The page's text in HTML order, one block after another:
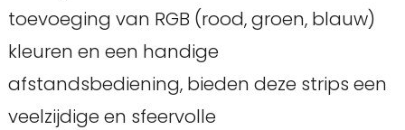
toevoeging van RGB (rood, groen, blauw)
kleuren en een handige
afstandsbediening, bieden deze strips een
veelzijdige en sfeervolle